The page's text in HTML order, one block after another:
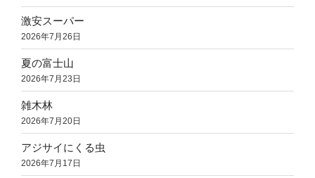
激安スーパー
2026年7月26日
夏の富士山
2026年7月23日
雑木林
2026年7月20日
アジサイにくる虫
2026年7月17日